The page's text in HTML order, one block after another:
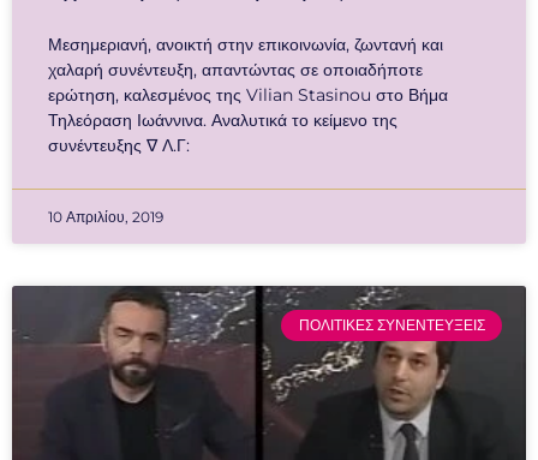
Μεσημεριανή, ανοικτή στην επικοινωνία, ζωντανή και
χαλαρή συνέντευξη, απαντώντας σε οποιαδήποτε
ερώτηση, καλεσμένος της Vilian Stasinou στο Βήμα
Τηλεόραση Ιωάννινα. Αναλυτικά το κείμενο της
συνέντευξης ∇ Λ.Γ:
10 Απριλίου, 2019
ΠΟΛΙΤΙΚΕΣ ΣΥΝΕΝΤΕΥΞΕΙΣ